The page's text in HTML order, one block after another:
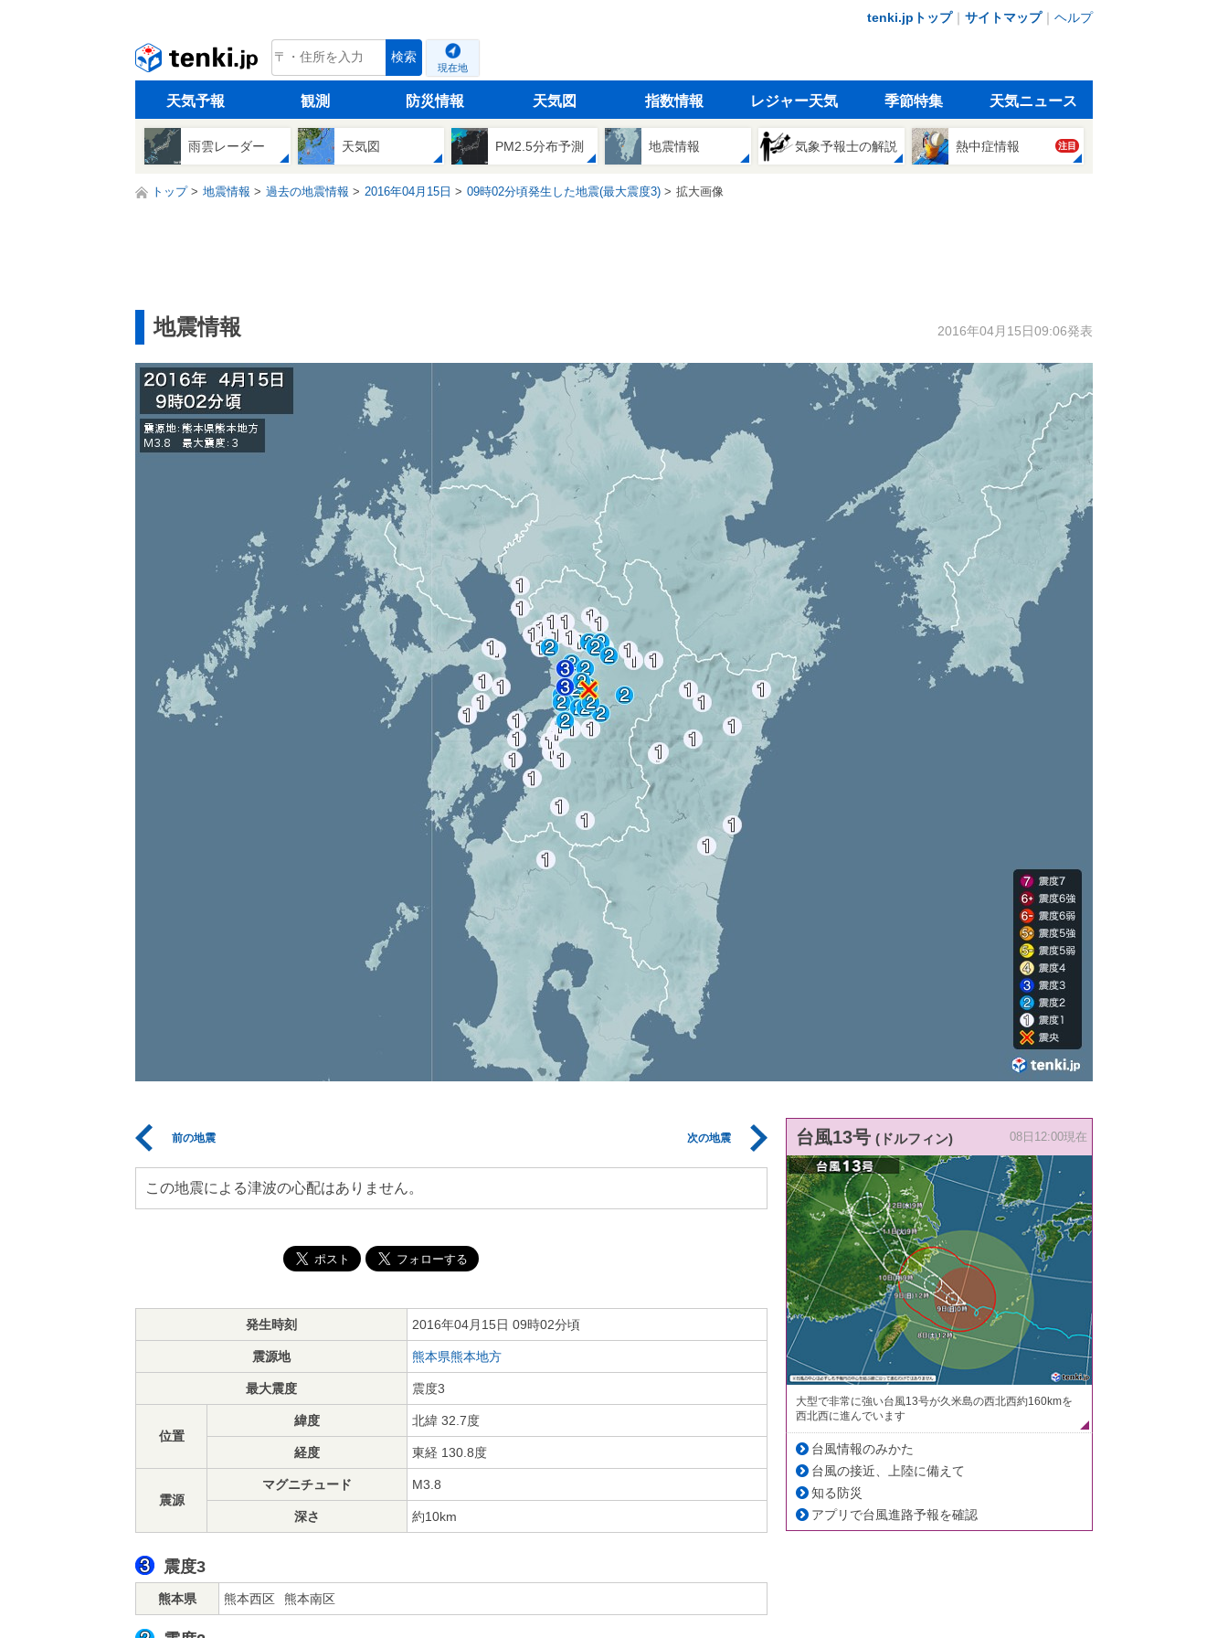
tenki.jpトップ｜ サイトマップ｜ ヘルプ
tenki.jp 検索
現在地
天気予報 観測 防災情報 天気図 指数情報 レジャー天気 季節特集 天気ニュース
雨雲レーダー 天気図 PM2.5分布予測 地震情報 気象予報士の解説 熱中症情報 注目
トップ 地震情報 過去の地震情報 2016年04月15日 09時02分頃発生した地震(最大震度3) 拡大画像
地震情報 2016年04月15日09:06発表
前の地震 次の地震
この地震による津波の心配はありません。
発生時刻 2016年04月15日 09時02分頃
震源地 熊本県熊本地方
最大震度 震度3
位置
緯度 北緯 32.7度
経度 東経 130.8度
震源
マグニチュード M3.8
深さ 約10km
震度3
熊本県 熊本西区 熊本南区
台風13号 (ドルフィン) 08日12:00現在
大型で非常に強い台風13号が久米島の西北西約160kmを
西北西に進んでいます
台風情報のみかた
台風の接近、上陸に備えて
知る防災
アプリで台風進路予報を確認